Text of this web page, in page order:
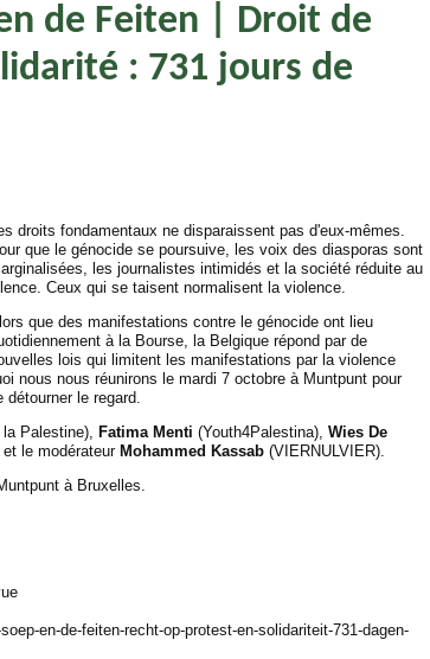
de Feiten | Droit de
: 731 jours de
droits fondamentaux ne disparaissent pas d'eux-mêmes.
que le génocide se poursuive, les voix des diasporas sont
les journalistes intimidés et la société réduite au
Ceux qui se taisent normalisent la violence.
que des manifestations contre le génocide ont lieu
à la Bourse, la Belgique répond par de
lois qui limitent les manifestations par la violence
nous nous réunirons le mardi 7 octobre à Muntpunt pour
détourner le regard.
Palestine), Fatima Menti (Youth4Palestina), Wies De
le modérateur Mohammed Kassab (VIERNULVIER).
à Bruxelles.
en-de-feiten-recht-op-protest-en-solidariteit-731-dagen-